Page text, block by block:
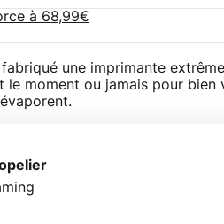
à 68,99€
une imprimante
moment ou jamais pour bien